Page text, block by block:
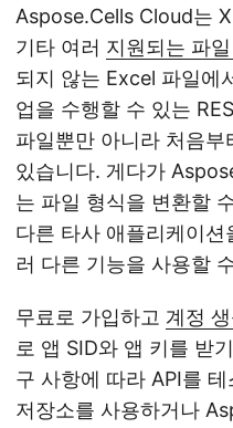
Aspose.Cells Cloud는
기타 여러 지원되는 파
되지 않는 Excel 파일에
업을 수행할 수 있는
파일뿐만 아니라 처음
있습니다. 게다가
는 파일 형식을 변환할
다른 타사 애플리케이션
러 다른 기능을 사용할
무료로 가입하고 계정
로 앱 SID와 앱 키를 받
구 사항에 따라 API를
저장소를 사용하거나